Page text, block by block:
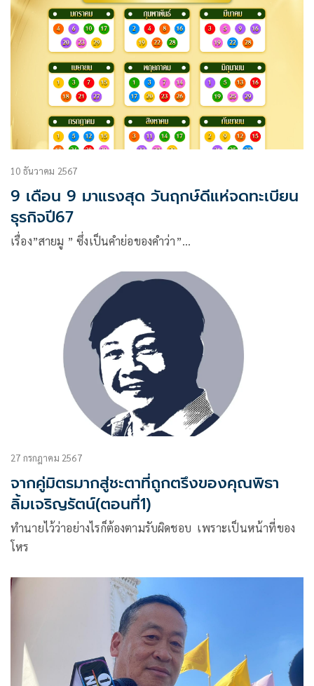
10 ธันวาคม 2567
9 เดือน 9 มาแรงสุด วันฤกษ์ดีแห่จดทะเบียน
ธุรกิจปี67
เรื่อง”สายมู ” ซึ่งเป็นคำย่อของคำว่า”…
27 กรกฎาคม 2567
จากคู่มิตรมากสู่ชะตาที่ถูกตรึงของคุณพิธา
ลิ้มเจริญรัตน์(ตอนที่1)
ทำนายไว้ว่าอย่างไรก็ต้องตามรับผิดชอบ เพราะเป็นหน้าที่ของ
โหร